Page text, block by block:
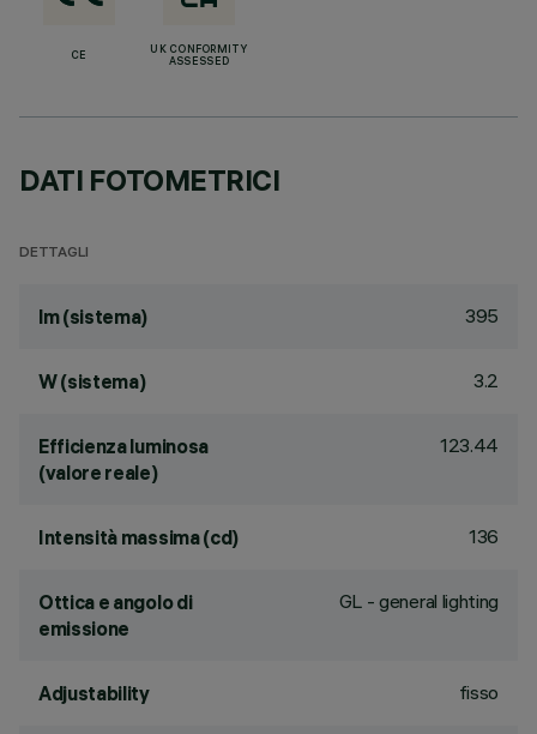
CE
UK CONFORMITY
ASSESSED
DATI FOTOMETRICI
DETTAGLI
lm (sistema) 395
W (sistema) 3.2
Efficienza luminosa
(valore reale)
123.44
Intensità massima (cd) 136
Ottica e angolo di
emissione
GL - general lighting
Adjustability fisso